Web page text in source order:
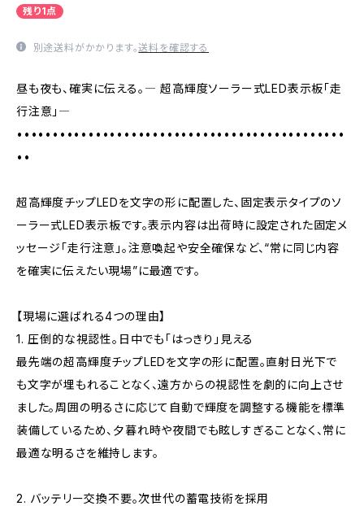
残り1点
別途送料がかかります。送料を確認する
昼も夜も、確実に伝える。― 超高輝度ソーラー式LED表示板「走
行注意」―
••••••••••••••••••••••••••••••••••••••••••••••
••
超高輝度チップLEDを文字の形に配置した、固定表示タイプのソ
ーラー式LED表示板です。表示内容は出荷時に設定された固定メ
ッセージ「走行注意」。注意喚起や安全確保など、“常に同じ内容
を確実に伝えたい現場”に最適です。
【現場に選ばれる4つの理由】
1. 圧倒的な視認性。日中でも「はっきり」見える
最先端の超高輝度チップLEDを文字の形に配置。直射日光下で
も文字が埋もれることなく、遠方からの視認性を劇的に向上させ
ました。周囲の明るさに応じて自動で輝度を調整する機能を標準
装備しているため、夕暮れ時や夜間でも眩しすぎることなく、常に
最適な明るさを維持します。
2. バッテリー交換不要。次世代の蓄電技術を採用